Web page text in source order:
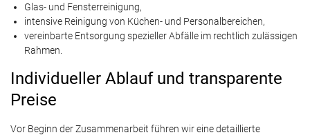
Glas- und Fensterreinigung,
intensive Reinigung von Küchen- und Personalbereichen,
vereinbarte Entsorgung spezieller Abfälle im rechtlich zulässigen
Rahmen.
Individueller Ablauf und transparente
Preise
Vor Beginn der Zusammenarbeit führen wir eine detaillierte